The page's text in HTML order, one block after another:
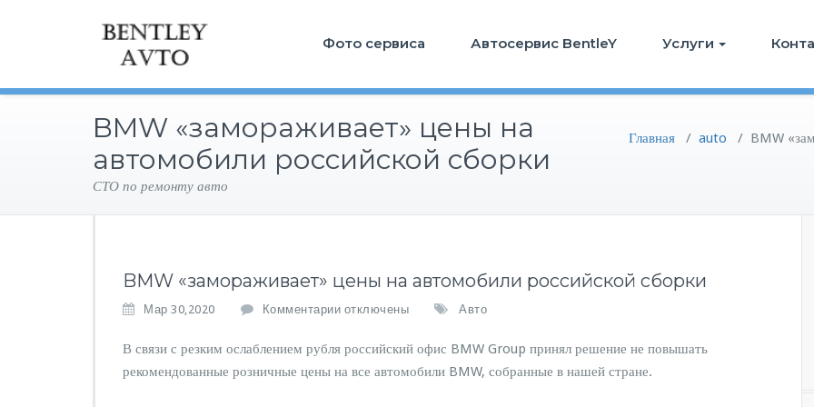
Фото сервиса Автосервис BentleY Услуги
BMW «замораживает» цены на
автомобили российской сборки
СТО по ремонту авто
Главная / auto / BMW
BMW «замораживает» цены на автомобили российской сборки
Мар 30,2020 Комментарии к
а
и
отключены Авто
В связи с резким ослаблением рубля российский офис BMW Group принял решение не повышать
рекомендованные розничные цены на все автомобили BMW, собранные в нашей стране.